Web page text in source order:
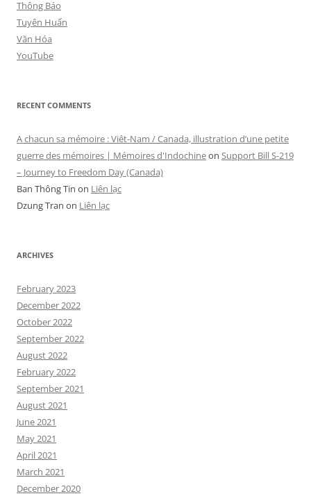
Thông Báo
Tuyên Huấn
Văn Hóa
YouTube
RECENT COMMENTS
A chacun sa mémoire : Viêt-Nam / Canada, illustration d’une petite
guerre des mémoires | Mémoires d'Indochineon Support Bill S-219
– Journey to Freedom Day (Canada)
Ban Thông Tin on Liên lạc
Dzung Tran on Liên lạc
ARCHIVES
February 2023
December 2022
October 2022
September 2022
August 2022
February 2022
September 2021
August 2021
June 2021
May 2021
April 2021
March 2021
December 2020